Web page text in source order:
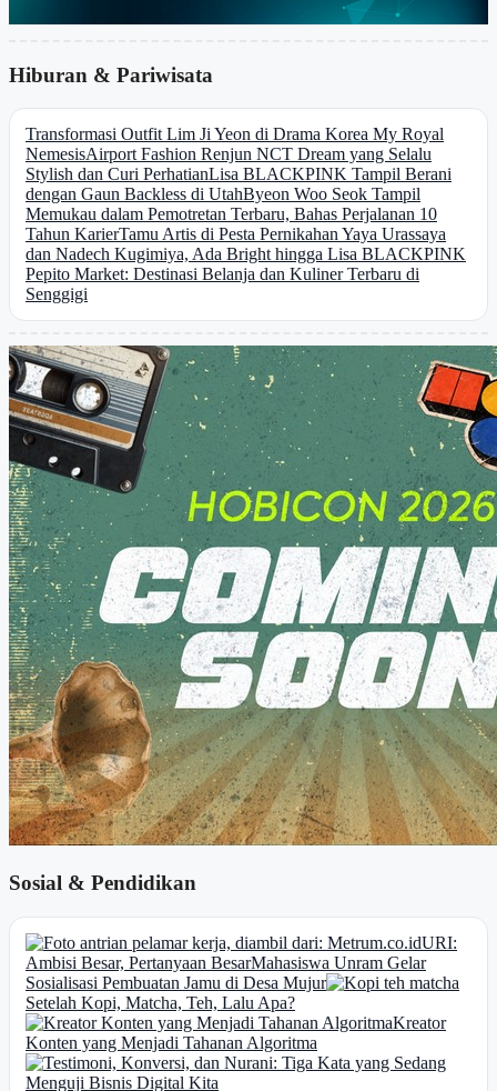
Hiburan & Pariwisata
Transformasi Outfit Lim Ji Yeon di Drama Korea My Royal
NemesisAirport Fashion Renjun NCT Dream yang Selalu
Stylish dan Curi PerhatianLisa BLACKPINK Tampil Berani
dengan Gaun Backless di UtahByeon Woo Seok Tampil
Memukau dalam Pemotretan Terbaru, Bahas Perjalanan 10
Tahun KarierTamu Artis di Pesta Pernikahan Yaya Urassaya
dan Nadech Kugimiya, Ada Bright hingga Lisa BLACKPINK
Pepito Market: Destinasi Belanja dan Kuliner Terbaru di
Senggigi
Sosial & Pendidikan
URI:
Ambisi Besar, Pertanyaan BesarMahasiswa Unram Gelar
Sosialisasi Pembuatan Jamu di Desa Mujur
Setelah Kopi, Matcha, Teh, Lalu Apa?
Kreator
Konten yang Menjadi Tahanan Algoritma